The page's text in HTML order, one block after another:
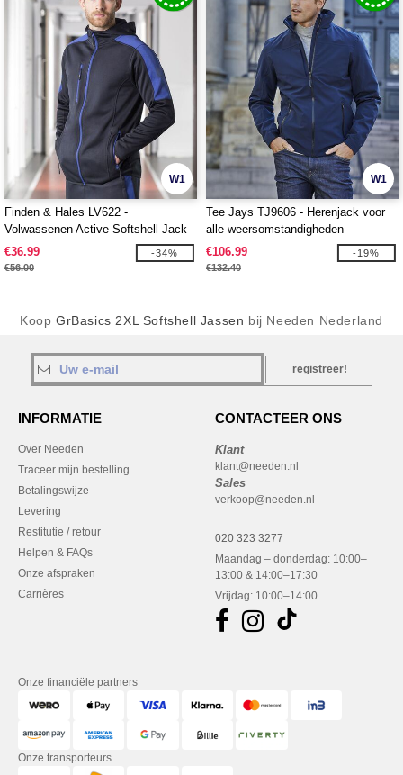
W1
Finden & Hales LV622 -
Volwassenen Active Softshell Jack
€36.99
€56.00
-34%
W1
Tee Jays TJ9606 - Herenjack voor
alle weersomstandigheden
€106.99
€132.40
-19%
Koop GrBasics 2XL Softshell Jassen bij Needen Nederland
registreer!
INFORMATIE
Over Needen
Traceer mijn bestelling
Betalingswijze
Levering
Restitutie / retour
Helpen & FAQs
Onze afspraken
Carrières
CONTACTEER ONS
Klant
klant@needen.nl
Sales
verkoop@needen.nl
020 323 3277
Maandag – donderdag: 10:00–
13:00 & 14:00–17:30
Vrijdag: 10:00–14:00
Onze financiële partners
Onze transporteurs